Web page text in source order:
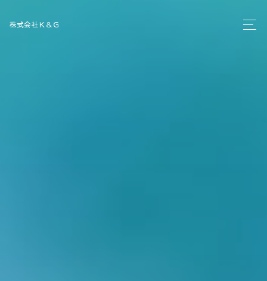
株式会社Ｋ＆Ｇ